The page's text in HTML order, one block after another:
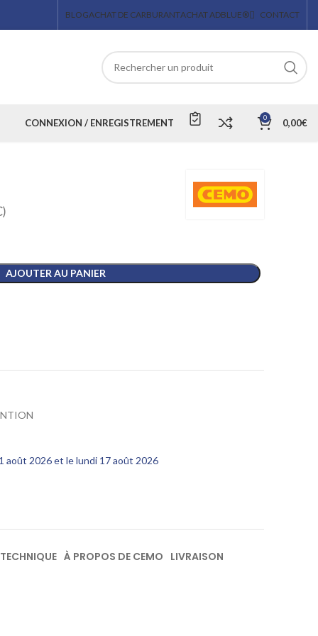
BLOGACHAT DE CARBURANTACHAT ADBLUE® CONTACT
CONNEXION / ENREGISTREMENT 0 0,00€
AJOUTER AU PANIER
août 2026 et le lundi 17 août 2026
À PROPOS DE CEMO LIVRAISON